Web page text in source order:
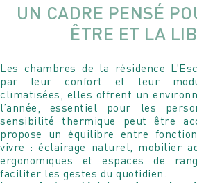
UN CADRE PENSÉ
ÊTRE ET LA
Les chambres de la résidence
par leur confort et leur
climatisées, elles offrent un
l’année, essentiel pour les
sensibilité thermique peut être
propose un équilibre entre
vivre : éclairage naturel, mobilier
ergonomiques et espaces de
faciliter les gestes du quotidien.
Rencontrez
MAUREEN
Programmer une
DE LA